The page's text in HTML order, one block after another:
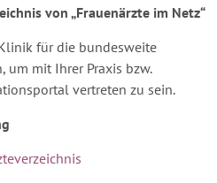
von „Frauenärzte im Netz“
für die bundesweite
um mit Ihrer Praxis bzw.
vertreten zu sein.